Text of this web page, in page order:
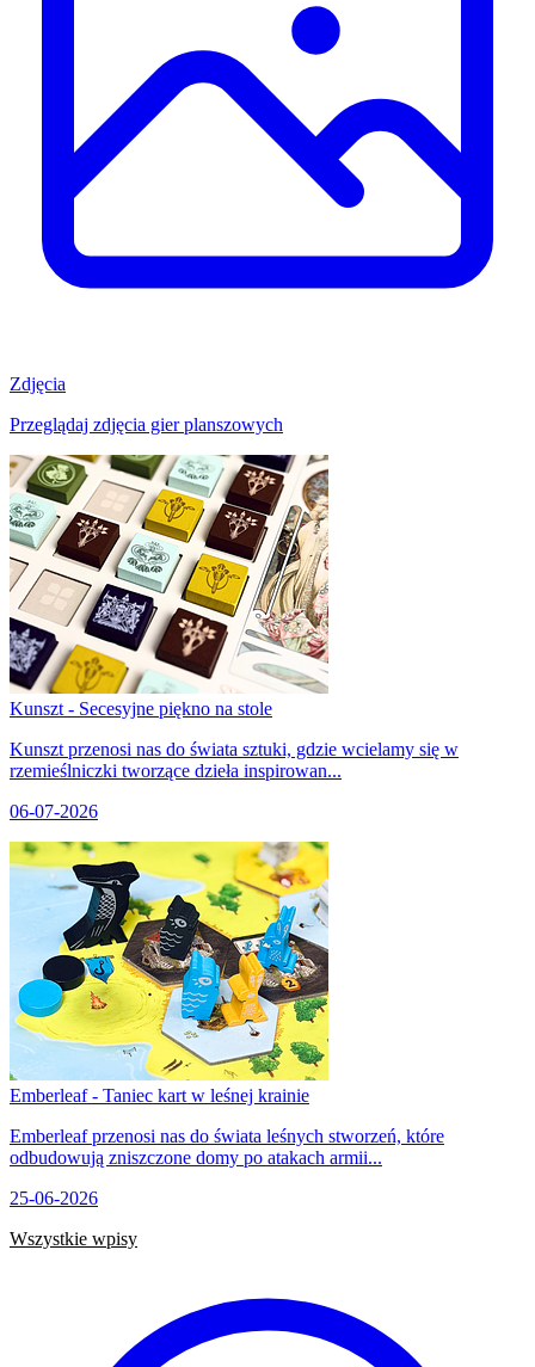
Zdjęcia
Przeglądaj zdjęcia gier planszowych
Kunszt - Secesyjne piękno na stole
Kunszt przenosi nas do świata sztuki, gdzie wcielamy się w
rzemieślniczki tworzące dzieła inspirowan...
06-07-2026
Emberleaf - Taniec kart w leśnej krainie
Emberleaf przenosi nas do świata leśnych stworzeń, które
odbudowują zniszczone domy po atakach armii...
25-06-2026
Wszystkie wpisy